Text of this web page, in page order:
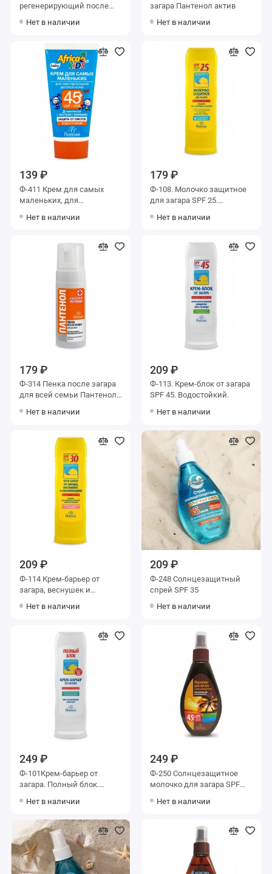
регенерирующий после
Вера
Нет в наличии
загара Пантенол актив
Нет в наличии
139 ₽
Ф-411 Крем для самых
маленьких, для
кожи SPF 45+ «Africa Kids»
Нет в наличии
179 ₽
Ф-108. Молочко защитное
для загара SPF 25.
Нет в наличии
179 ₽
Ф-314 Пенка после загара
для всей семьи Пантенол
Нет в наличии
209 ₽
Ф-113. Крем-блок от загара
SPF 45. Водостойкий.
Нет в наличии
209 ₽
Ф-114 Крем-барьер от
загара, веснушек и
SPF30
Нет в наличии
209 ₽
Ф-248 Солнцезащитный
спрей SPF 35
Нет в наличии
249 ₽
Ф-101Крем-барьер от
загара. Полный блок.
Нет в наличии
249 ₽
Ф-250 Солнцезащитное
молочко для загара SPF
Нет в наличии